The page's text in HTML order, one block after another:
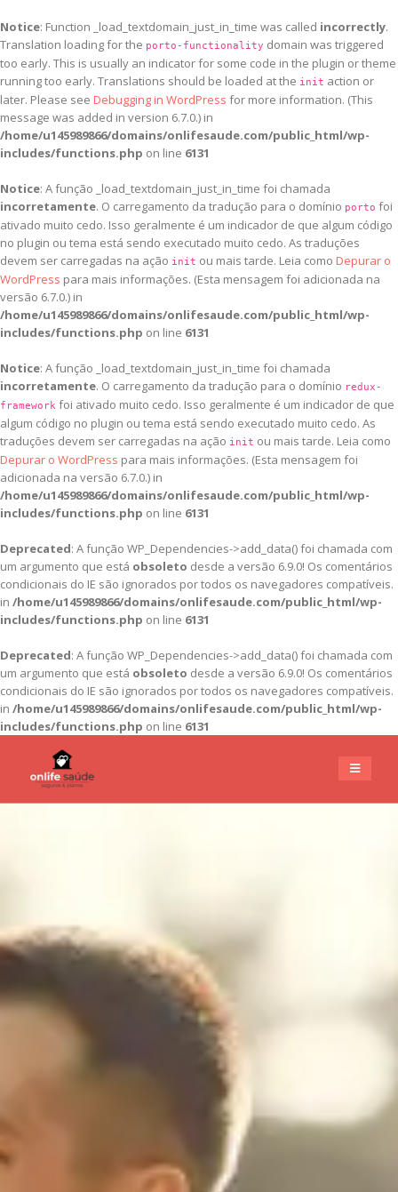
Notice: Function _load_textdomain_just_in_time was called incorrectly.
Translation loading for the porto-functionality domain was triggered
too early. This is usually an indicator for some code in the plugin or theme
running too early. Translations should be loaded at the init action or
later. Please see Debugging in WordPress for more information. (This
message was added in version 6.7.0.) in
/home/u145989866/domains/onlifesaude.com/public_html/wp-
includes/functions.php on line 6131
Notice: A função _load_textdomain_just_in_time foi chamada
incorretamente. O carregamento da tradução para o domínio porto foi
ativado muito cedo. Isso geralmente é um indicador de que algum código
no plugin ou tema está sendo executado muito cedo. As traduções
devem ser carregadas na ação init ou mais tarde. Leia como Depurar o
WordPress para mais informações. (Esta mensagem foi adicionada na
versão 6.7.0.) in
/home/u145989866/domains/onlifesaude.com/public_html/wp-
includes/functions.php on line 6131
Notice: A função _load_textdomain_just_in_time foi chamada
incorretamente. O carregamento da tradução para o domínio redux-
framework foi ativado muito cedo. Isso geralmente é um indicador de que
algum código no plugin ou tema está sendo executado muito cedo. As
traduções devem ser carregadas na ação init ou mais tarde. Leia como
Depurar o WordPress para mais informações. (Esta mensagem foi
adicionada na versão 6.7.0.) in
/home/u145989866/domains/onlifesaude.com/public_html/wp-
includes/functions.php on line 6131
Deprecated: A função WP_Dependencies->add_data() foi chamada com
um argumento que está obsoleto desde a versão 6.9.0! Os comentários
condicionais do IE são ignorados por todos os navegadores compatíveis.
in /home/u145989866/domains/onlifesaude.com/public_html/wp-
includes/functions.php on line 6131
Deprecated: A função WP_Dependencies->add_data() foi chamada com
um argumento que está obsoleto desde a versão 6.9.0! Os comentários
condicionais do IE são ignorados por todos os navegadores compatíveis.
in /home/u145989866/domains/onlifesaude.com/public_html/wp-
includes/functions.php on line 6131